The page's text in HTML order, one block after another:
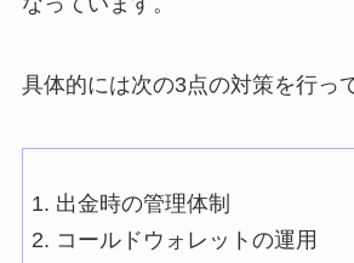
具体的には次の3点の対策を行っ
出金時の管理体制
コールドウォレットの運用